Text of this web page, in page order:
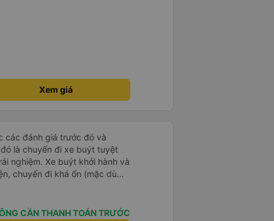
Xem giá
các đánh giá trước đó và
là chuyến đi xe buýt tuyệt
nghiệm. Xe buýt khởi hành và
chuyến đi khá ổn (mặc dù
của Việt Nam ^^), và chỗ
CẦN THANH TOÁN TRƯỚC